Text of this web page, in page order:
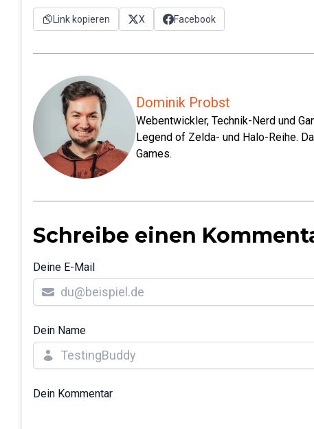
Link kopieren X Facebook
Dominik Probst
Webentwickler, Technik-Nerd und
Legend of Zelda- und Halo-Reihe.
Games.
Schreibe einen
Deine E-Mail
Dein Name
Dein Kommentar